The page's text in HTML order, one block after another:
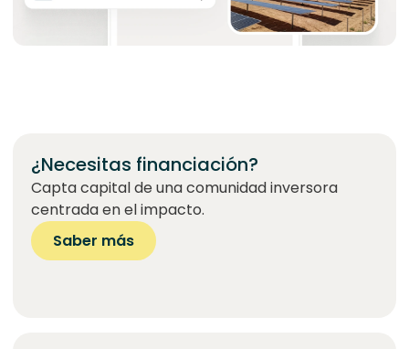
¿Necesitas financiación?
Capta capital de una comunidad inversora
centrada en el impacto.
Saber más